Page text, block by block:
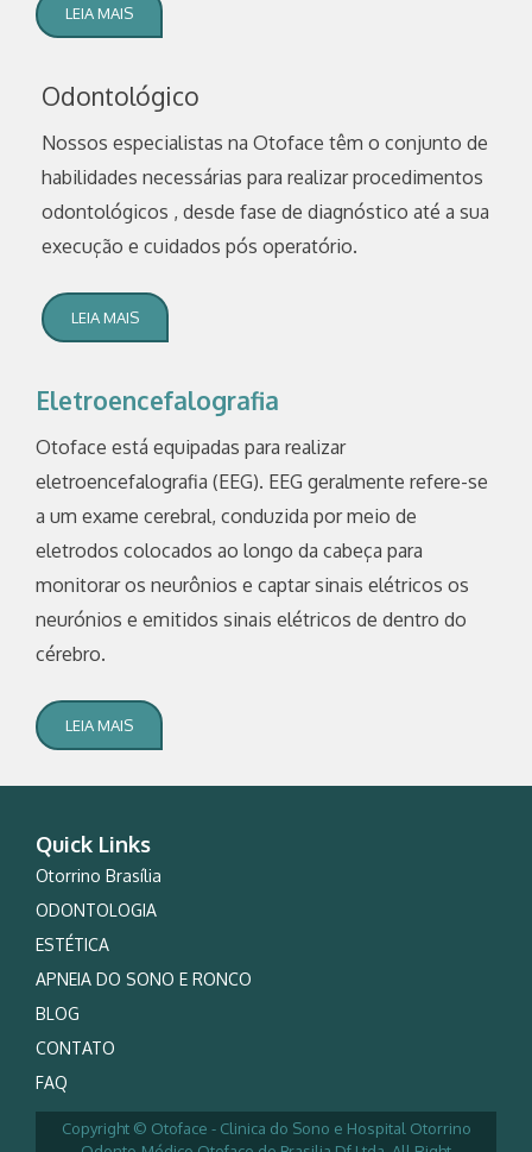
LEIA MAIS
Odontológico
Nossos especialistas na Otoface têm o conjunto de
habilidades necessárias para realizar procedimentos
odontológicos , desde fase de diagnóstico até a sua
execução e cuidados pós operatório.
LEIA MAIS
Eletroencefalografia
Otoface está equipadas para realizar
eletroencefalografia (EEG). EEG geralmente refere-se
a um exame cerebral, conduzida por meio de
eletrodos colocados ao longo da cabeça para
monitorar os neurônios e captar sinais elétricos os
neurónios e emitidos sinais elétricos de dentro do
cérebro.
LEIA MAIS
Quick Links
Otorrino Brasília
ODONTOLOGIA
ESTÉTICA
APNEIA DO SONO E RONCO
BLOG
CONTATO
FAQ
Copyright © Otoface - Clinica do Sono e Hospital Otorrino